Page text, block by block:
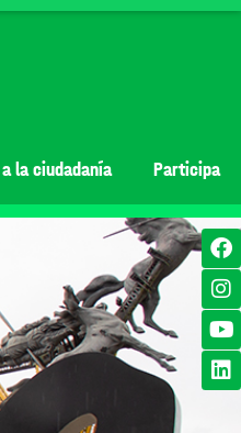
la ciudadanía Participa